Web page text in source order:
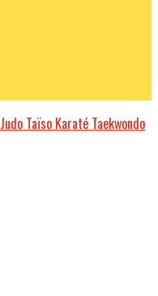
Judo Taïso Karaté Taekwondo